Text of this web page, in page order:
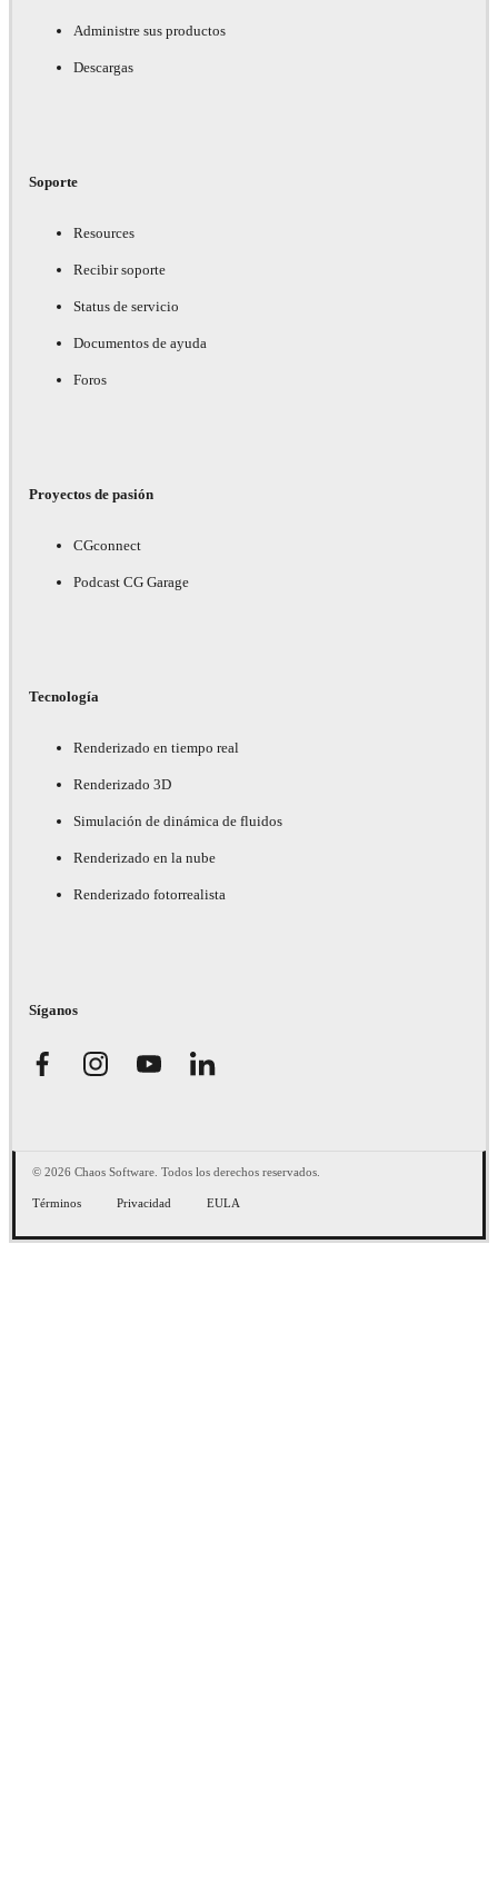
Administre sus productos
Descargas
Soporte
Resources
Recibir soporte
Status de servicio
Documentos de ayuda
Foros
Proyectos de pasión
CGconnect
Podcast CG Garage
Tecnología
Renderizado en tiempo real
Renderizado 3D
Simulación de dinámica de fluidos
Renderizado en la nube
Renderizado fotorrealista
Síganos
© 2026 Chaos Software. Todos los derechos reservados.
Términos Privacidad EULA